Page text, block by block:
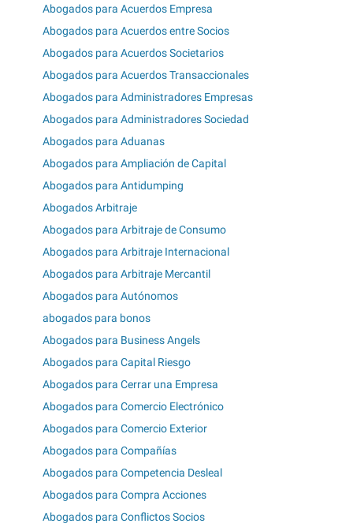
Abogados para Acuerdos Empresa
Abogados para Acuerdos entre Socios
Abogados para Acuerdos Societarios
Abogados para Acuerdos Transaccionales
Abogados para Administradores Empresas
Abogados para Administradores Sociedad
Abogados para Aduanas
Abogados para Ampliación de Capital
Abogados para Antidumping
Abogados Arbitraje
Abogados para Arbitraje de Consumo
Abogados para Arbitraje Internacional
Abogados para Arbitraje Mercantil
Abogados para Autónomos
abogados para bonos
Abogados para Business Angels
Abogados para Capital Riesgo
Abogados para Cerrar una Empresa
Abogados para Comercio Electrónico
Abogados para Comercio Exterior
Abogados para Compañías
Abogados para Competencia Desleal
Abogados para Compra Acciones
Abogados para Conflictos Socios